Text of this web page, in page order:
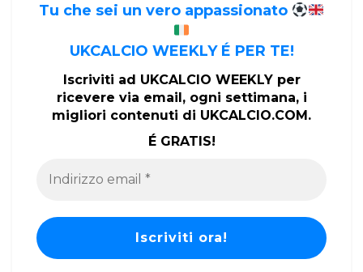
Tu che sei un vero appassionato
UKCALCIO WEEKLY É PER TE!
Iscriviti ad UKCALCIO WEEKLY per
ricevere via email, ogni settimana, i
migliori contenuti di UKCALCIO.COM.
É GRATIS!